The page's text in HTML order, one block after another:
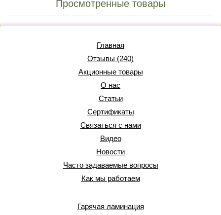
Просмотренные товары
Главная
Отзывы (240)
Акционные товары
О нас
Статьи
Сертификаты
Связаться с нами
Видео
Новости
Часто задаваемые вопросы
Как мы работаем
Гарячая ламинация